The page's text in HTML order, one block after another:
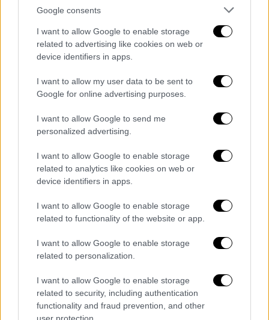
Google consents
I want to allow Google to enable storage
related to advertising like cookies on web or
device identifiers in apps.
I want to allow my user data to be sent to
Google for online advertising purposes.
I want to allow Google to send me
personalized advertising.
I want to allow Google to enable storage
related to analytics like cookies on web or
device identifiers in apps.
I want to allow Google to enable storage
related to functionality of the website or app.
I want to allow Google to enable storage
related to personalization.
I want to allow Google to enable storage
related to security, including authentication
functionality and fraud prevention, and other
Τι είπε για τις μάσκες και τα
πρόστιμα
Για τις μάσκες και αν υπάρχει πρόστιμο
σχολίασε: «Να ξέρετε δεν είχε φύγει ποτέ η
υποχρέωση της μάσκας σε κάποιες
κατηγορίες με διοικητικό πρόστιμο άρα
παραμένει το ίδιο. Εμείς τι κάναμε; Μέσα
στην υπουργική απόφαση που έβγαινε και
έλεγε κλειστούς χώρους και ανοιχτούς